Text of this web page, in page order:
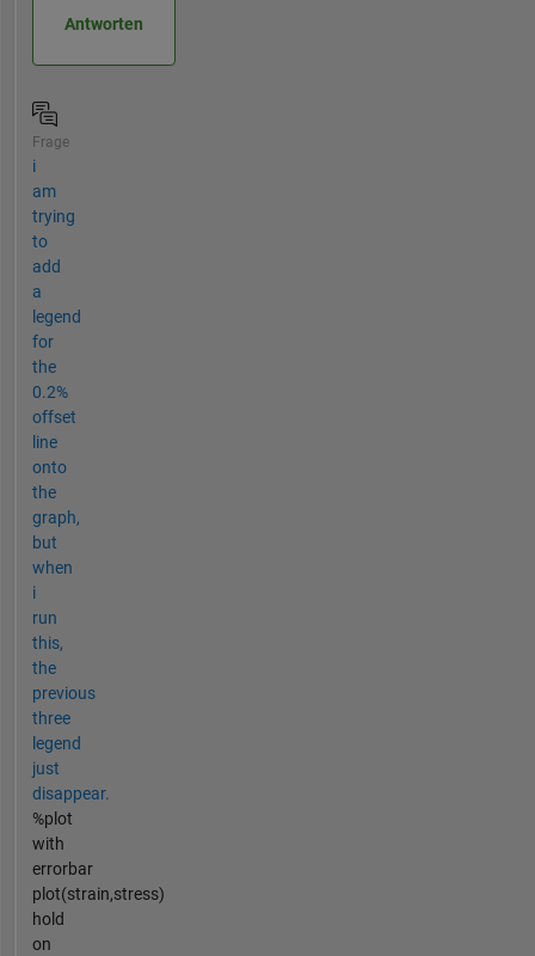
Antworten
Frage
i
am
trying
to
add
a
legend
for
the
0.2%
offset
line
onto
the
graph,
but
when
i
run
this,
the
previous
three
legend
just
disappear.
%plot
with
errorbar
plot(strain,stress)
hold
on